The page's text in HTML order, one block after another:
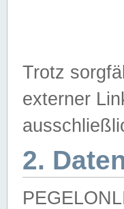
Trotz
externer
2.